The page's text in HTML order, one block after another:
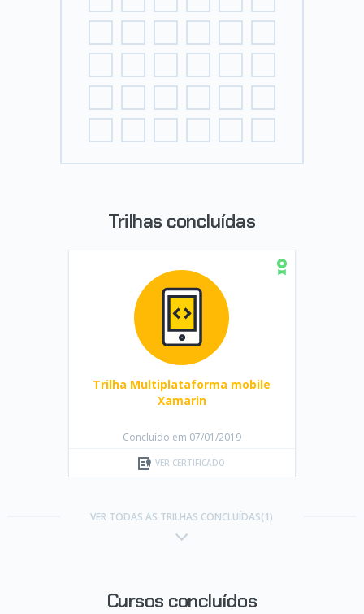
Trilhas concluídas
Trilha Multiplataforma mobile
Xamarin
Concluído em 07/01/2019
VER CERTIFICADO
VER TODAS AS TRILHAS CONCLUÍDAS(1)
Cursos concluídos